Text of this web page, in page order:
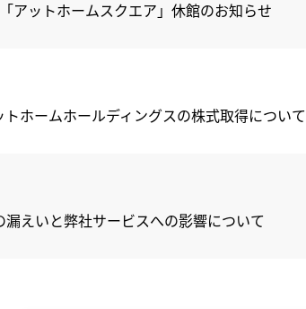
アットホームスクエア」休館のお知らせ
ホームホールディングスの株式取得について
えいと弊社サービスへの影響について